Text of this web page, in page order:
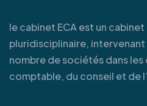
le cabinet ECA est un
pluridisciplinaire, intervenant
nombre de sociétés dans
comptable, du conseil et de